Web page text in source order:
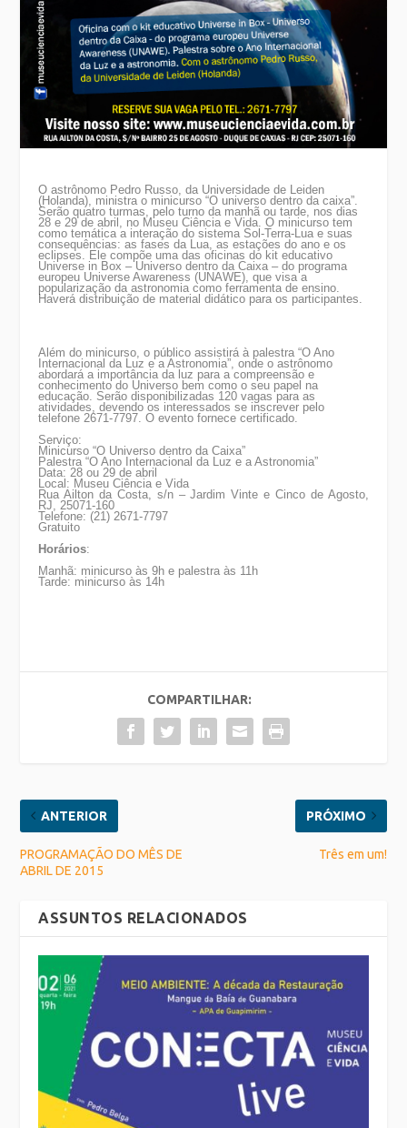
O astrônomo Pedro Russo, da Universidade de Leiden
(Holanda), ministra o minicurso “O universo dentro da caixa”.
Serão quatro turmas, pelo turno da manhã ou tarde, nos dias
28 e 29 de abril, no Museu Ciência e Vida. O minicurso tem
como temática a interação do sistema Sol-Terra-Lua e suas
consequências: as fases da Lua, as estações do ano e os
eclipses. Ele compõe uma das oficinas do kit educativo
Universe in Box – Universo dentro da Caixa – do programa
europeu Universe Awareness (UNAWE), que visa a
popularização da astronomia como ferramenta de ensino.
Haverá distribuição de material didático para os participantes.
Além do minicurso, o público assistirá à palestra “O Ano
Internacional da Luz e a Astronomia”, onde o astrônomo
abordará a importância da luz para a compreensão e
conhecimento do Universo bem como o seu papel na
educação. Serão disponibilizadas 120 vagas para as
atividades, devendo os interessados se inscrever pelo
telefone 2671-7797. O evento fornece certificado.
Serviço:
Minicurso “O Universo dentro da Caixa”
Palestra “O Ano Internacional da Luz e a Astronomia”
Data: 28 ou 29 de abril
Local: Museu Ciência e Vida
Rua Ailton da Costa, s/n – Jardim Vinte e Cinco de Agosto,
RJ, 25071-160
Telefone: (21) 2671-7797
Gratuito
Horários:
Manhã: minicurso às 9h e palestra às 11h
Tarde: minicurso às 14h
COMPARTILHAR:
ANTERIOR
PROGRAMAÇÃO DO MÊS DE
ABRIL DE 2015
PRÓXIMO
Três em um!
ASSUNTOS RELACIONADOS